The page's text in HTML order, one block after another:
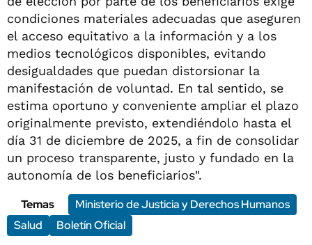
condiciones materiales adecuadas que aseguren
el acceso equitativo a la información y a los
medios tecnológicos disponibles, evitando
desigualdades que puedan distorsionar la
manifestación de voluntad. En tal sentido, se
estima oportuno y conveniente ampliar el plazo
originalmente previsto, extendiéndolo hasta el
día 31 de diciembre de 2025, a fin de consolidar
un proceso transparente, justo y fundado en la
autonomía de los beneficiarios".
Temas
Ministerio de Justicia y Derechos Humanos
Salud
Boletín Oficial